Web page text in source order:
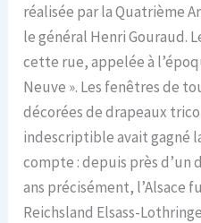
réalisée par la Quatrième
le général Henri Gouraud.
cette rue, appelée à
Neuve ». Les fenêtres de
décorées de drapeaux
indescriptible avait gagné
compte : depuis près
ans précisément, l’Alsace
Reichsland Elsass-